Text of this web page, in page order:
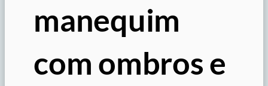
manequim
com ombros e